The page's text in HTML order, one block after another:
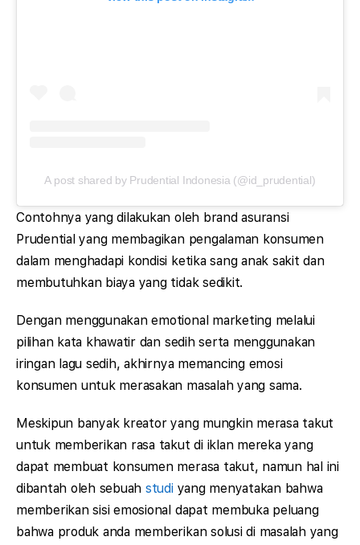
A post shared by Prudential Indonesia (@id_prudential)
Contohnya yang dilakukan oleh brand asuransi
Prudential yang membagikan pengalaman konsumen
dalam menghadapi kondisi ketika sang anak sakit dan
membutuhkan biaya yang tidak sedikit.
Dengan menggunakan emotional marketing melalui
pilihan kata khawatir dan sedih serta menggunakan
iringan lagu sedih, akhirnya memancing emosi
konsumen untuk merasakan masalah yang sama.
Meskipun banyak kreator yang mungkin merasa takut
untuk memberikan rasa takut di iklan mereka yang
dapat membuat konsumen merasa takut, namun hal ini
dibantah oleh sebuah studi yang menyatakan bahwa
memberikan sisi emosional dapat membuka peluang
bahwa produk anda memberikan solusi di masalah yang